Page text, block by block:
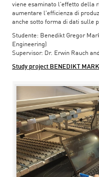
viene esaminato l'effetto della
aumentare l'efficienza di
anche sotto forma di dati sulle
Studente: Benedikt Gregor
Engineering)
Supervisor: Dr. Erwin Rauch
Study project BENEDIKT MARK